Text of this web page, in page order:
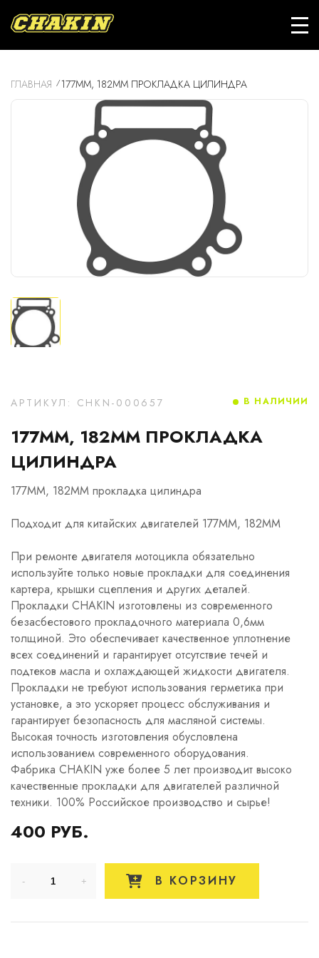
ГЛАВНАЯ 177MM, 182MM ПРОКЛАДКА ЦИЛИНДРА
АРТИКУЛ: CHKN-000657
177MM, 182MM ПРОКЛАДКА
ЦИЛИНДРА
177MM, 182MM прокладка цилиндра
Подходит для китайских двигателей 177MM, 182MM
При ремонте двигателя мотоцикла обязательно
используйте только новые прокладки для соединения
картера, крышки сцепления и других деталей.
Прокладки CHAKIN изготовлены из современного
безасбестового прокладочного материала 0,6мм
толщиной. Это обеспечивает качественное уплотнение
всех соединений и гарантирует отсутствие течей и
подтеков масла и охлаждающей жидкости двигателя.
Прокладки не требуют использования герметика при
установке, а это ускоряет процесс обслуживания и
гарантирует безопасность для масляной системы.
Высокая точность изготовления обусловлена
использованием современного оборудования.
Фабрика CHAKIN уже более 5 лет производит высоко
качественные прокладки для двигателей различной
техники. 100% Российское производство и сырье!
400 РУБ.
В НАЛИЧИИ
В КОРЗИНУ